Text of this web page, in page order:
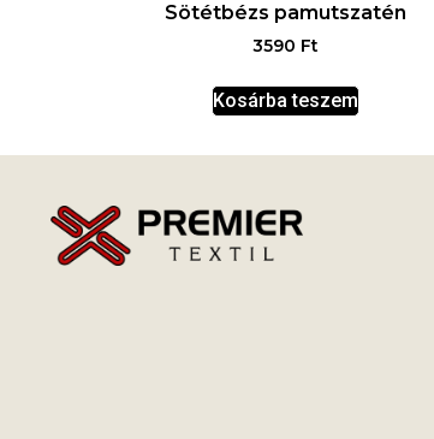
Sötétbézs pamutszatén
3590 Ft
Kosárba teszem